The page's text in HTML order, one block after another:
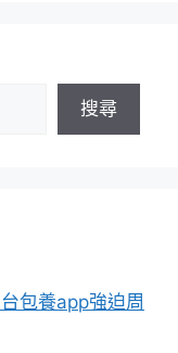
搜尋
包養app強迫周